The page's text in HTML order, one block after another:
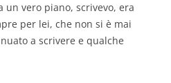
un vero piano, scrivevo, era
per lei, che non si è mai
a scrivere e qualche